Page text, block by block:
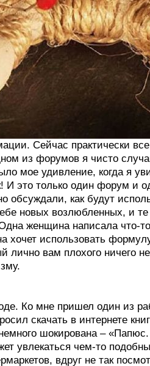
Сейчас практически
из форумов я чисто
мое удивление, когда я
И это только один форум и
обсуждали, как будут
новых возлюбленных, и
женщина написала что-
хочет использовать
лично вам плохого ничего
Ко мне пришел один из
скачать в интернете
шокирована –
увлекаться чем-то
вдруг не так